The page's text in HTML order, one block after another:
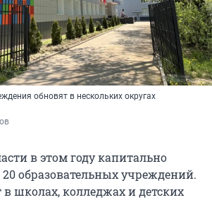
обновят в нескольких округах
в этом году капитально
образовательных учреждений.
школах, колледжах и детских